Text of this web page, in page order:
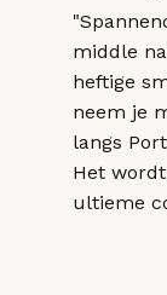
middle
heftige
neem je
langs
Het
ultieme